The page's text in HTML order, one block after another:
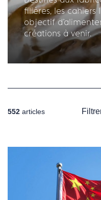
filières, les
objectif
créations à venir.
552 articles